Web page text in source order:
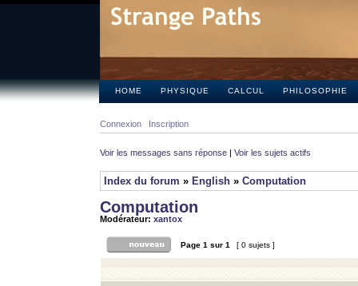
HOME PHYSIQUE CALCUL PHILOSOPHIE
Connexion Inscription
Voir les messages sans réponse | Voir les sujets actifs
Index du forum » English » Computation
Computation
Modérateur: xantox
Page 1 sur 1 [ 0 sujets ]